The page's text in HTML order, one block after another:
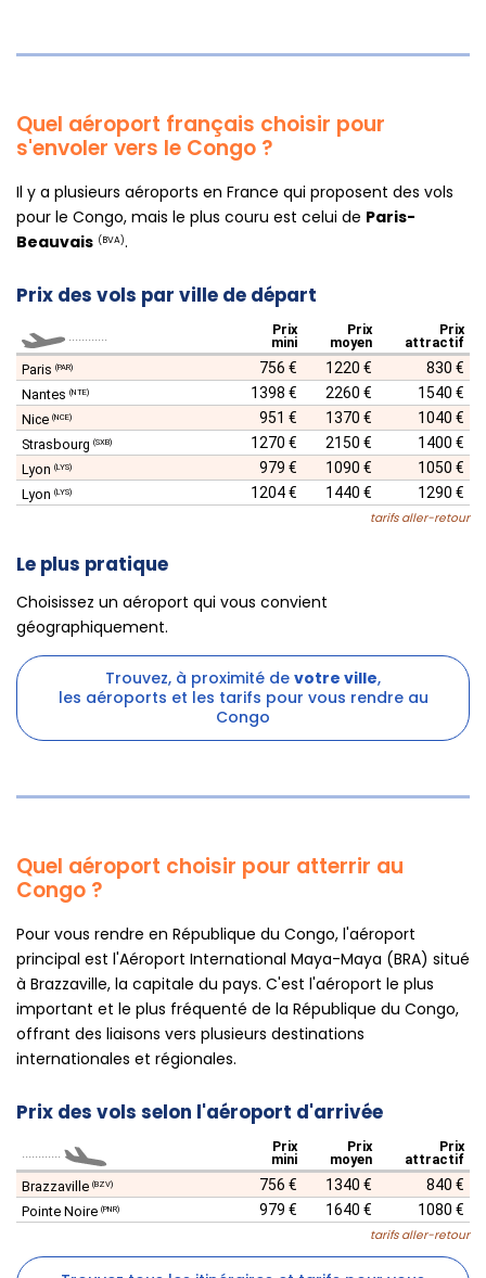
Quel aéroport français choisir pour
s'envoler vers le Congo ?
Il y a plusieurs aéroports en France qui proposent des vols
pour le Congo, mais le plus couru est celui de Paris-
Beauvais (BVA).
Prix des vols par ville de départ
............
Prix
mini
Prix
moyen
Prix
attractif
Paris (PAR) 756 € 1220 € 830 €
Nantes (NTE) 1398 € 2260 € 1540 €
Nice (NCE) 951 € 1370 € 1040 €
Strasbourg (SXB) 1270 € 2150 € 1400 €
Lyon (LYS) 979 € 1090 € 1050 €
Lyon (LYS) 1204 € 1440 € 1290 €
tarifs aller-retour
Le plus pratique
Choisissez un aéroport qui vous convient
géographiquement.
Trouvez, à proximité de votre ville,
les aéroports et les tarifs pour vous rendre au
Congo
Quel aéroport choisir pour atterrir au
Congo ?
Pour vous rendre en République du Congo, l'aéroport
principal est l'Aéroport International Maya-Maya (BRA) situé
à Brazzaville, la capitale du pays. C'est l'aéroport le plus
important et le plus fréquenté de la République du Congo,
offrant des liaisons vers plusieurs destinations
internationales et régionales.
Prix des vols selon l'aéroport d'arrivée
............
Prix
mini
Prix
moyen
Prix
attractif
Brazzaville (BZV) 756 € 1340 € 840 €
Pointe Noire (PNR) 979 € 1640 € 1080 €
tarifs aller-retour